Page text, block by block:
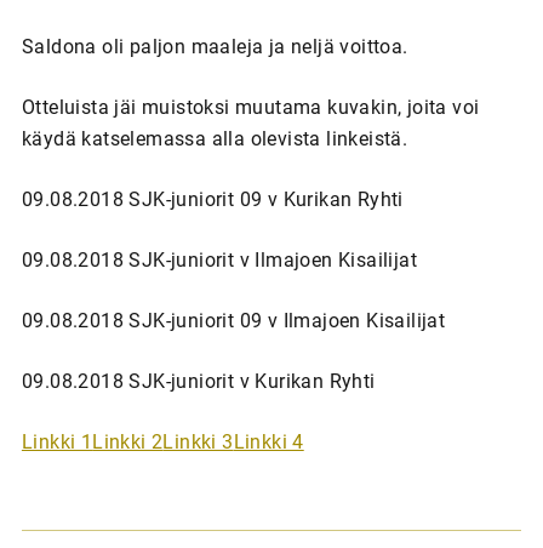
Saldona oli paljon maaleja ja neljä voittoa.
Otteluista jäi muistoksi muutama kuvakin, joita voi
käydä katselemassa alla olevista linkeistä.
09.08.2018 SJK-juniorit 09 v Kurikan Ryhti
09.08.2018 SJK-juniorit v Ilmajoen Kisailijat
09.08.2018 SJK-juniorit 09 v Ilmajoen Kisailijat
09.08.2018 SJK-juniorit v Kurikan Ryhti
Linkki 1 Linkki 2Linkki 3Linkki 4